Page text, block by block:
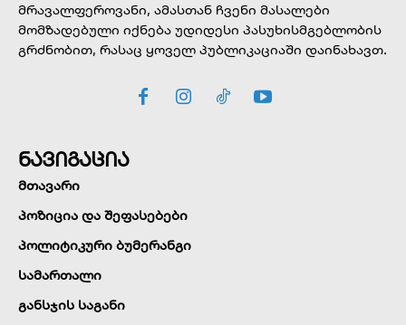
მრავალფეროვანი, ამასთან ჩვენი მასალები
მომზადებული იქნება უდიდესი პასუხისმგებლობის
გრძნობით, რასაც ყოველ პუბლიკაციაში დაინახავთ.
ნავიგაცია
მთავარი
პოზიცია და შეფასებები
პოლიტიკური ბუმერანგი
სამართალი
განსჯის საგანი